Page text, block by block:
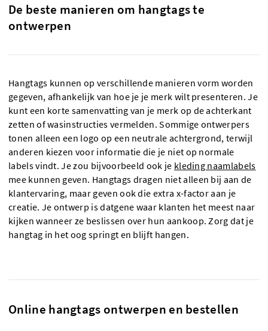
De beste manieren om hangtags te
ontwerpen
Hangtags kunnen op verschillende manieren vorm worden
gegeven, afhankelijk van hoe je je merk wilt presenteren. Je
kunt een korte samenvatting van je merk op de achterkant
zetten of wasinstructies vermelden. Sommige ontwerpers
tonen alleen een logo op een neutrale achtergrond, terwijl
anderen kiezen voor informatie die je niet op normale
labels vindt. Je zou bijvoorbeeld ook je kleding naamlabels
mee kunnen geven. Hangtags dragen niet alleen bij aan de
klantervaring, maar geven ook die extra x-factor aan je
creatie. Je ontwerp is datgene waar klanten het meest naar
kijken wanneer ze beslissen over hun aankoop. Zorg dat je
hangtag in het oog springt en blijft hangen.
Online hangtags ontwerpen en bestellen